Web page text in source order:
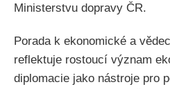
Ministerstvu dopravy ČR.
Porada k ekonomické a
reflektuje rostoucí význam
diplomacie jako nástroje pro